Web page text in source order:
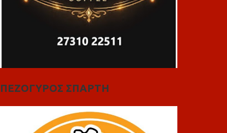
ΠΕΖΟΓΥΡΟΣ ΣΠΑΡΤΗ